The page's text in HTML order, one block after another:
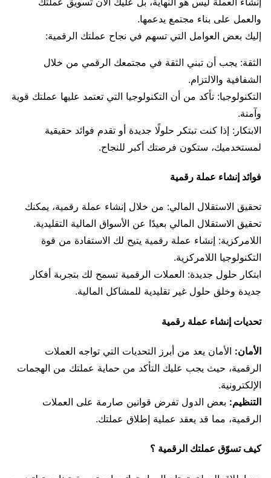
والعمل على بناء مجتمع يدعمها.
إليك بعض العوامل التي تسهم في نجاح عملتك الرقمية:
الثقة: يجب أن تبني الثقة في مجتمعك الرقمي من خلال
الشفافية والالتزام.
التكنولوجيا: تأكد من أن التكنولوجيا التي تعتمد عليها عملتك قوية
وآمنة.
الابتكار: إذا كنت تبتكر حلولًا جديدة أو تقدم فوائد حقيقية
لمستخدميك، ستكون فرصتك أكبر للنجاح.
فوائد إنشاء عملة رقمية
تحقيق الاستقلال المالي: من خلال إنشاء عملة رقمية، يمكنك
تحقيق الاستقلال المالي بعيدًا عن الأسواق المالية التقليدية.
اللامركزية: إنشاء عملة رقمية يتيح لك الاستفادة من قوة
التكنولوجيا اللامركزية.
ابتكار حلول جديدة: العملات الرقمية تسمح لك بتجربة أفكار
جديدة وخلق حلول غير تقليدية للمشاكل المالية.
تحديات إنشاء عملة رقمية
الأمان: الأمان يعد من أبرز التحديات التي تواجه العملات
الرقمية، حيث يجب عليك التأكد من حماية عملتك من الهجمات
الإلكترونية.
التنظيم: بعض الدول تفرض قوانين صارمة على العملات
الرقمية، مما قد يعقد عملية إطلاق عملتك.
كيف تسوّق عملتك الرقمية ؟